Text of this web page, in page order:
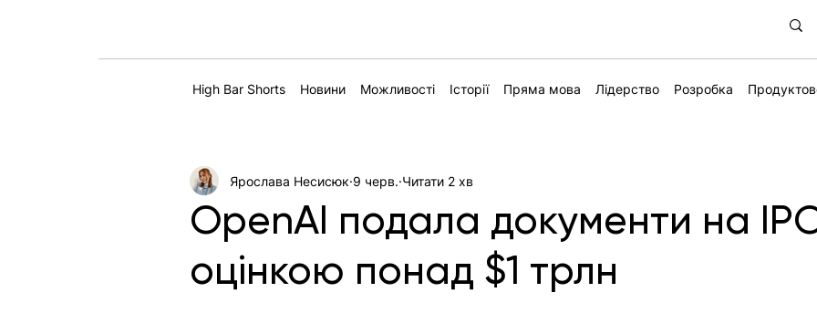
High Bar Shorts Новини Можливості Історії Пряма мова Лідерство Розробка
OpenAI подала документи на
оцінкою понад $1 трлн
Ярослава Несисюк 9 черв. Читати 2 хв